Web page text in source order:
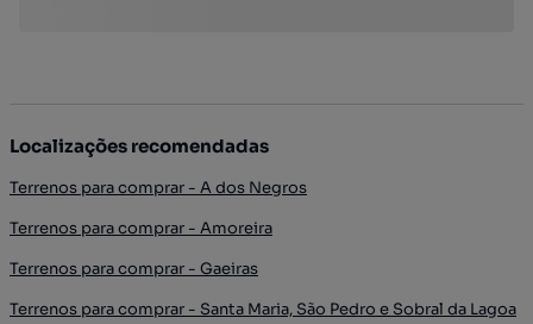
Localizações recomendadas
Terrenos para comprar - A dos Negros
Terrenos para comprar - Amoreira
Terrenos para comprar - Gaeiras
Terrenos para comprar - Santa Maria, São Pedro e Sobral da Lagoa